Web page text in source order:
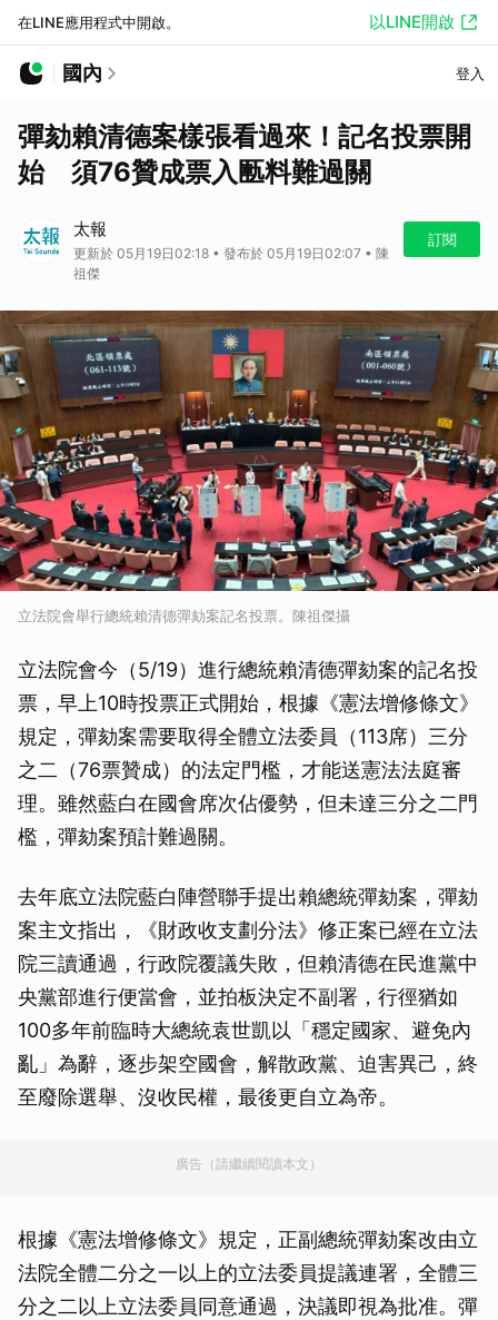
在LINE應用程式中開啟。 以LINE開啟
國內 登入
彈劾賴清德案樣張看過來！記名投票開
始 須76贊成票入匭料難過關
太報
更新於 05月19日02:18 • 發布於 05月19日02:07 • 陳
祖傑
訂閱
立法院會舉行總統賴清德彈劾案記名投票。陳祖傑攝
立法院會今（5/19）進行總統賴清德彈劾案的記名投
票，早上10時投票正式開始，根據《憲法增修條文》
規定，彈劾案需要取得全體立法委員（113席）三分
之二（76票贊成）的法定門檻，才能送憲法法庭審
理。雖然藍白在國會席次佔優勢，但未達三分之二門
檻，彈劾案預計難過關。
去年底立法院藍白陣營聯手提出賴總統彈劾案，彈劾
案主文指出，《財政收支劃分法》修正案已經在立法
院三讀通過，行政院覆議失敗，但賴清德在民進黨中
央黨部進行便當會，並拍板決定不副署，行徑猶如
100多年前臨時大總統袁世凱以「穩定國家、避免內
亂」為辭，逐步架空國會，解散政黨、迫害異己，終
至廢除選舉、沒收民權，最後更自立為帝。
廣告（請繼續閱讀本文）
根據《憲法增修條文》規定，正副總統彈劾案改由立
法院全體二分之一以上的立法委員提議連署，全體三
分之二以上立法委員同意通過，決議即視為批准。彈